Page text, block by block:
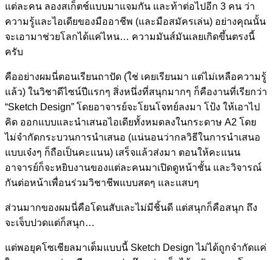
แต่ละคน ลองสเก็ตช์แบบมาแจมกัน และท้าต่อไปอีก 3 คน ว่า
ความรู้และไอเดียของมืออาชีพ (และมือสมัครเล่น) อย่างคุณนั้น
จะเอามาช่วยโลกได้แค่ไหน… ความมันส์มันเลยเกิดขึ้นตรงนี้
ครับ
คืออย่างผมนี่ตอนเรียนถาปัด (ใช่ เคยเรียนมา แต่ไม่เหลือความรู้
แล้ว) ในวิชาดีไซน์ปีแรกๆ สิ่งหนึ่งที่สนุกมากๆ ก็คืองานที่เรียกว่า
“Sketch Design” โดยอาจารย์จะโยนโจทย์ลงมา โป้ง ให้เอาไป
คิด ออกแบบและนำเสนอไอเดียทั้งหมดลงในกระดาษ A2 โดย
ไม่จำกัดกระบวนการนำเสนอ (แน่นอนว่ากลวิธีในการนำเสนอ
แบบเจ๋งๆ ก็ถือเป็นคะแนน) เสร็จแล้วส่งมา ตอนให้คะแนน
อาจารย์ก็จะหยิบงานของแต่ละคนมาเปิดดูหน้าชั้น และวิจารณ์
กันต่อหน้าเพื่อนร่วมวิชาชีพแบบสดๆ และแสบๆ
ส่วนมากของผมนี่คือโดนสับเละไม่มีชิ้นดี แต่สนุกก็คือสนุก ถึง
จะเจ็บปวดแต่ก็สนุก…
แต่พอยุคโซเชียลมาเต็มแบบนี้ Sketch Design ไม่ได้ถูกจำกัดแค่